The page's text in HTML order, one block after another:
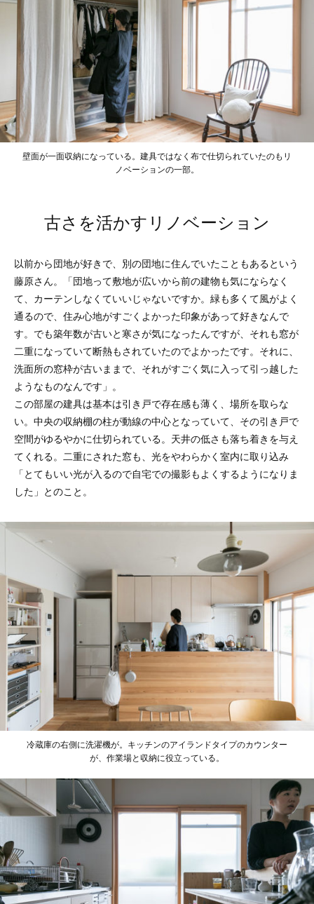
壁面が一面収納になっている。建具ではなく布で仕切られていたのもリ
ノベーションの一部。
古さを活かすリノベーション
以前から団地が好きで、別の団地に住んでいたこともあるという
藤原さん。「団地って敷地が広いから前の建物も気にならなく
て、カーテンしなくていいじゃないですか。緑も多くて風がよく
通るので、住み心地がすごくよかった印象があって好きなんで
す。でも築年数が古いと寒さが気になったんですが、それも窓が
二重になっていて断熱もされていたのでよかったです。それに、
洗面所の窓枠が古いままで、それがすごく気に入って引っ越した
ようなものなんです」。
この部屋の建具は基本は引き戸で存在感も薄く、場所を取らな
い。中央の収納棚の柱が動線の中心となっていて、その引き戸で
空間がゆるやかに仕切られている。天井の低さも落ち着きを与え
てくれる。二重にされた窓も、光をやわらかく室内に取り込み
「とてもいい光が入るので自宅での撮影もよくするようになりま
した」とのこと。
冷蔵庫の右側に洗濯機が。キッチンのアイランドタイプのカウンター
が、作業場と収納に役立っている。